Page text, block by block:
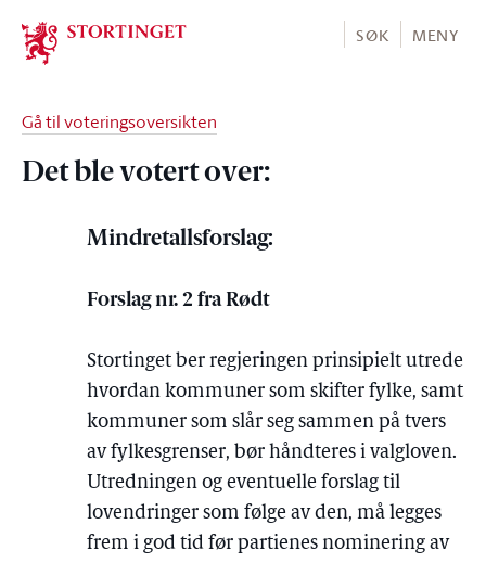
Stortinget.no
SØK MENY
Gå til voteringsoversikten
Det ble votert over:
Mindretallsforslag:
Forslag nr. 2 fra Rødt
Stortinget ber regjeringen prinsipielt utrede
hvordan kommuner som skifter fylke, samt
kommuner som slår seg sammen på tvers
av fylkesgrenser, bør håndteres i valgloven.
Utredningen og eventuelle forslag til
lovendringer som følge av den, må legges
frem i god tid før partienes nominering av